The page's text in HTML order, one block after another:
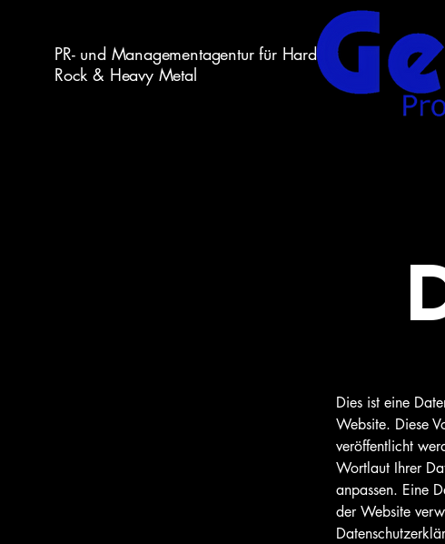
PR- und Managementagentur für Hard
Rock & Heavy Metal
Dies ist eine
Website. Diese
veröffentlicht
Wortlaut Ihrer
anpassen. Eine
der Website